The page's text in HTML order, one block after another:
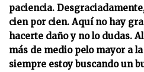
paciencia.
cien por cien. Aquí no hay
hacerte daño y no lo dudas.
más de medio pelo mayor a
siempre estoy buscando un